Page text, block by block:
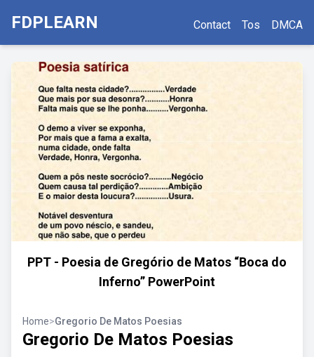
FDPLEARN Contact Tos DMCA
PPT - Poesia de Gregório de Matos “Boca do
Inferno” PowerPoint
Home>Gregorio De Matos Poesias
Gregorio De Matos Poesias